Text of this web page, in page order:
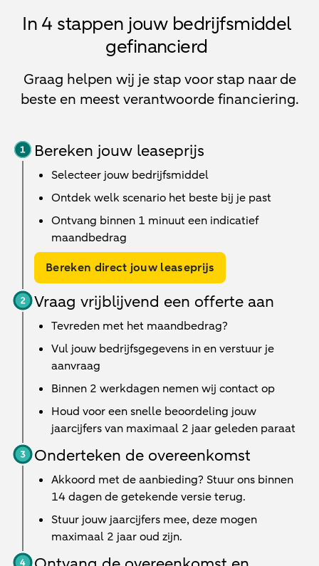
In 4 stappen jouw bedrijfsmiddel
gefinancierd
Graag helpen wij je stap voor stap naar de
beste en meest verantwoorde financiering.
Bereken jouw leaseprijs
Selecteer jouw bedrijfsmiddel
Ontdek welk scenario het beste bij je past
Ontvang binnen 1 minuut een indicatief
maandbedrag
Bereken direct jouw leaseprijs
Vraag vrijblijvend een offerte aan
Tevreden met het maandbedrag?
Vul jouw bedrijfsgegevens in en verstuur je
aanvraag
Binnen 2 werkdagen nemen wij contact op
Houd voor een snelle beoordeling jouw
jaarcijfers van maximaal 2 jaar geleden paraat
Onderteken de overeenkomst
Akkoord met de aanbieding? Stuur ons binnen
14 dagen de getekende versie terug.
Stuur jouw jaarcijfers mee, deze mogen
maximaal 2 jaar oud zijn.